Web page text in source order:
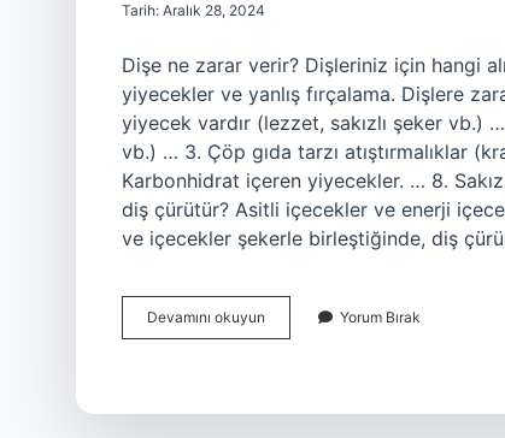
Tarih: Aralık 28, 2024
Dişe ne zarar verir? Dişleriniz için hangi
yiyecekler ve yanlış fırçalama. Dişlere
yiyecek vardır (lezzet, sakızlı şeker
vb.) … 3. Çöp gıda tarzı atıştırmalıklar
Karbonhidrat içeren yiyecekler. … 8.
diş çürütür? Asitli içecekler ve enerji
ve içecekler şekerle birleştiğinde, diş
Devamını okuyun
Neler
Yorum Bırak